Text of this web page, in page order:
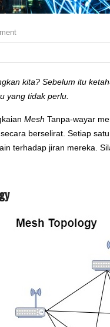
kita? Sebelum itu
yang tidak perlu.
Mesh Tanpa-wayar
berselirat. Setiap
terhadap jiran mereka.